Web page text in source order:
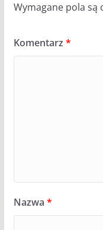
Wymagane pola są
Komentarz *
Nazwa *